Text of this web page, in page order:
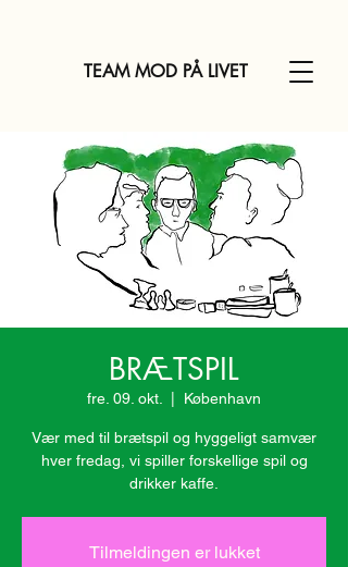
TEAM MOD PÅ LIVET
BRÆTSPIL
fre. 09. okt. København
Vær med til brætspil og hyggeligt samvær
hver fredag, vi spiller forskellige spil og
drikker kaffe.
Tilmeldingen er lukket